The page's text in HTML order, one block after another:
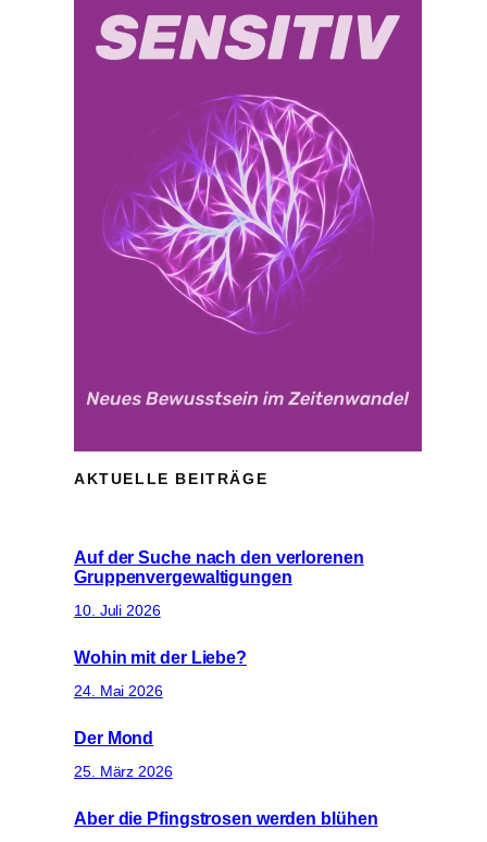
AKTUELLE BEITRÄGE
Auf der Suche nach den verlorenen
Gruppenvergewaltigungen
10. Juli 2026
Wohin mit der Liebe?
24. Mai 2026
Der Mond
25. März 2026
Aber die Pfingstrosen werden blühen